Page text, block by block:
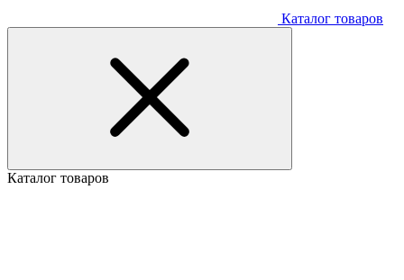
Каталог товаров
Каталог товаров